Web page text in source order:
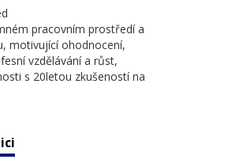
pracovním prostředí a
motivující ohodnocení,
vzdělávání a růst,
s 20letou zkušeností na